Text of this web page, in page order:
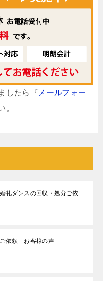
したら『 メールフォー
。
礼ダンスの回収・処分ご依
依頼 お客様の声